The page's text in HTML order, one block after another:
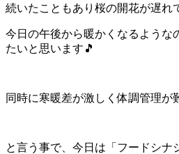
続いたこともあり桜の開花が遅れ
今日の午後から暖かくなるよう
たいと思います🎵
同時に寒暖差が激しく体調管理が
と言う事で、今日は「フードシナ